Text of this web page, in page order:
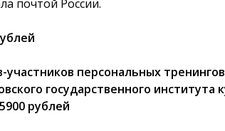
почтой России.
участников персональных
государственного
рублей